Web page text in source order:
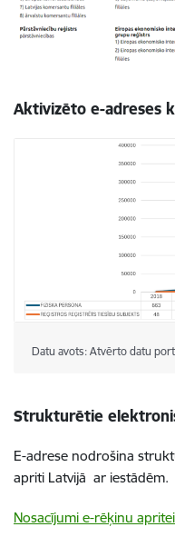
Aktivizēto e-adreses
Datu avots: Atvērto datu
Strukturētie
E-adrese nodrošina
apriti Latvijā ar iestādēm.
Nosacījumi e-rēķinu